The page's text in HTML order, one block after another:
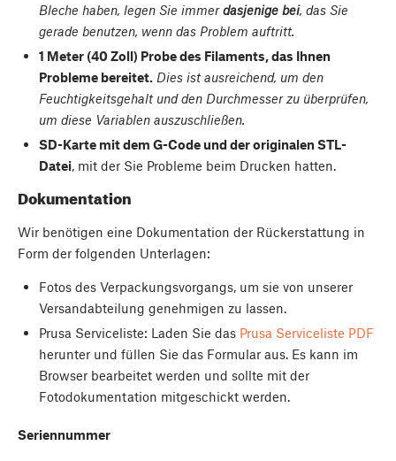
Bleche haben, legen Sie immerdasjenige bei, das Sie
gerade benutzen, wenn das Problem auftritt.
1 Meter (40 Zoll) Probe des Filaments, das Ihnen
Probleme bereitet. Dies ist ausreichend, um den
Feuchtigkeitsgehalt und den Durchmesser zu überprüfen,
um diese Variablen auszuschließen.
SD-Karte mit dem G-Code und der originalen STL-
Datei, mit der Sie Probleme beim Drucken hatten.
Dokumentation
Wir benötigen eine Dokumentation der Rückerstattung in
Form der folgenden Unterlagen:
Fotos des Verpackungsvorgangs, um sie von unserer
Versandabteilung genehmigen zu lassen.
Prusa Serviceliste: Laden Sie das Prusa Serviceliste PDF
herunter und füllen Sie das Formular aus. Es kann im
Browser bearbeitet werden und sollte mit der
Fotodokumentation mitgeschickt werden.
Seriennummer